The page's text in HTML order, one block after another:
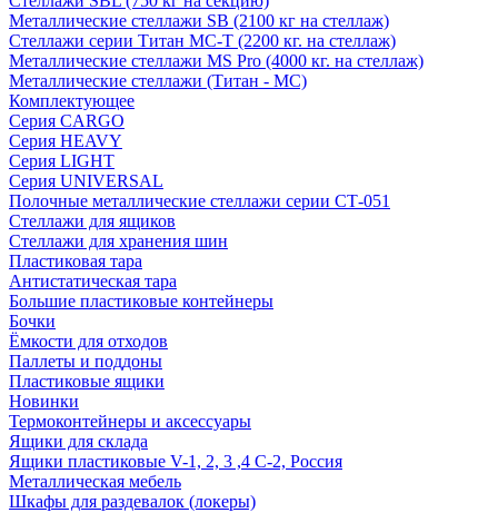
Металлические стеллажи SB (2100 кг на стеллаж)
Стеллажи серии Титан МС-Т (2200 кг. на стеллаж)
Металлические стеллажи MS Pro (4000 кг. на стеллаж)
Металлические стеллажи (Титан - МС)
Комплектующее
Серия CARGO
Серия HEAVY
Серия LIGHT
Серия UNIVERSAL
Полочные металлические стеллажи серии СТ-051
Стеллажи для ящиков
Стеллажи для хранения шин
Пластиковая тара
Антистатическая тара
Большие пластиковые контейнеры
Бочки
Ёмкости для отходов
Паллеты и поддоны
Пластиковые ящики
Новинки
Термоконтейнеры и аксессуары
Ящики для склада
Ящики пластиковые V-1, 2, 3 ,4 С-2, Россия
Металлическая мебель
Шкафы для раздевалок (локеры)